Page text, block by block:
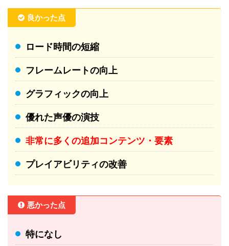
良かった点
ロード時間の短縮
フレームレートの向上
グラフィックの向上
優れた声優の演技
非常に多くの追加コンテンツ・要素
プレイアビリティの改善
悪かった点
特になし